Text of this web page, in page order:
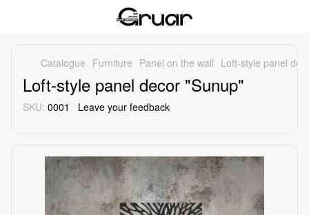
Catalogue Furniture Panel on the wall Loft-style panel
Loft-style panel decor "Sunup"
SKU: 0001 Leave your feedback